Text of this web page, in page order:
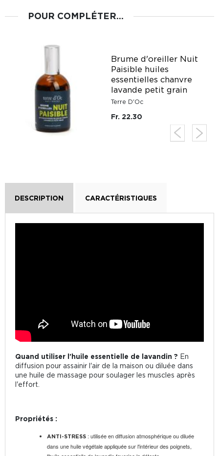
POUR COMPLÉTER...
Brume d'oreiller Nuit
Paisible huiles
essentielles chanvre
lavande petit grain
Terre D'Oc
Fr. 22.30
DESCRIPTION CARACTÉRISTIQUES
Quand utiliser l'huile essentielle de lavandin ? En
diffusion pour assainir l'air de la maison ou diluée dans
une huile de massage pour soulager les muscles après
l'effort.
Propriétés :
ANTI-STRESS : utilisée en diffusion atmosphérique ou diluée
dans une huile végétale appliquée sur l'intérieur des poignets,